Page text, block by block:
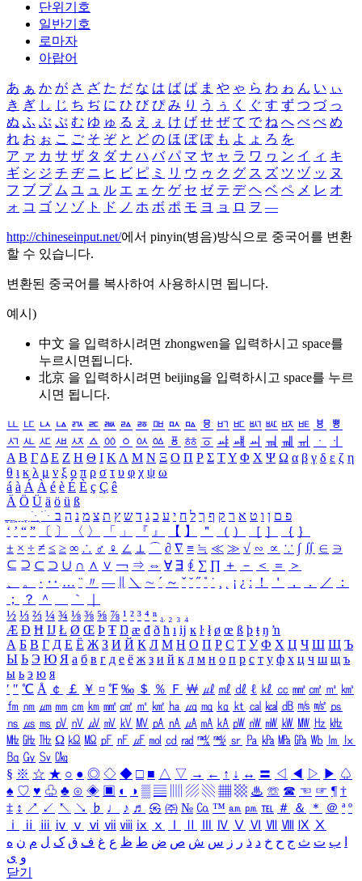
단위기호
일반기호
로마자
아랍어
あ ぁ か が さ ざ た だ な は ば ぱ ま や ゃ ら わ ゎ ん い ぃ
き ぎ し じ ち ぢ に ひ び ぴ み り う ぅ く ぐ す ず つ づ っ
ぬ ふ ぶ ぷ む ゆ ゅ る え ぇ け げ せ ぜ て で ね へ べ ぺ め
れ お ぉ こ ご そ ぞ と ど の ほ ぼ ぽ も よ ょ ろ を
ア ァ カ サ ザ タ ダ ナ ハ バ パ マ ヤ ャ ラ ワ ヮ ン イ ィ キ
ギ シ ジ チ ヂ ニ ヒ ビ ピ ミ リ ウ ゥ ク グ ス ズ ツ ヅ ッ ヌ
フ ブ プ ム ユ ュ ル エ ェ ケ ゲ セ ゼ テ デ ヘ ベ ペ メ レ オ
ォ コ ゴ ソ ゾ ト ド ノ ホ ボ ポ モ ヨ ョ ロ ヲ ―
http://chineseinput.net/에서 pinyin(병음)방식으로 중국어를 변환
할 수 있습니다.
변환된 중국어를 복사하여 사용하시면 됩니다.
예시)
中文 을 입력하시려면 zhongwen을 입력하시고 space를
누르시면됩니다.
北京 을 입력하시려면 beijing을 입력하시고 space를 누르
시면 됩니다.
ㅥ ㅦ ㅧ ㅨ ㅩ ㅪ ㅫ ㅬ ㅭ ㅮ ㅯ ㅰ ㅱ ㅲ ㅳ ㅴ ㅵ ㅶ ㅷ ㅸ
ㅹ
ㅺ ㅻ ㅼ ㅽ ㅾ ㅿ ㆀ ㆁ ㆂ ㆃ ㆄ ㆅ ㆆ ㆇ ㆈ ㆉ ㆊ ㆋ ㆌ ㆍ
ㆎ
Α Β ΓΔ Ε Ζ Η Θ Ι ΚΛ Μ Ν Ξ Ο Π Ρ Σ ΤΥ Φ Χ Ψ Ω α β γ δ ε ζ η
θ ι κ λ μ ν ξ ο π ρ σ τ υ φ χ ψ ω
á à Á À é è É È ç Ç ê
Ä Ö Ü ä ö ü ß
ִֶֹ ֻּ ׁׂ פ ם ן ו ט א ר ק ף ך ל ח י ע כ ג ד ש ץ ת צ מ נ ה ב
‘ ’ “ ” 〔 〕 〈 〉 「 」 『 』 【 】 ＂ （ ） ［ ］ ｛ ｝
± × ÷ ≠ ≤ ≥ ∞ ∴ ♂ ♀ ∠ ⊥ ⌒ ∂ ∇ ≡ ≒ ≪ ≫ √ ∽ ∝ ∵ ∫ ∬ ∈ ∋
⊆ ⊇ ⊂ ⊃ ∪ ∩ ∧ ∨ ￢ ⇒ ⇔ ∀ ∃ ∮ ∑ ∏ ＋ － ＜ ＝
＞
、
。 · ‥ … ¨ 〃 ― ＼ ∼ ´ ～ ˇ ˘ ˝ ˚ ˙ ¸ ¡ ¿ ː ！ ＇ ， ． ／
：
；
？ ＾ ｀
½ ⅓ ⅔ ¼ ¾ ⅛ ⅜ ⅝ ⅞ ¹ ² ³ ⁴ ⁿ ₁ ₂ ₃ ₄
Æ Ð Ħ Ĳ Ł Ø Œ Þ Ŧ Ŋ æ đ ð ħ ı ĳ ĸ ŀ ł ø œ ß þ ŧ ŋ ŉ
А Б В Г Д Е Ё Ж З И Й К Л М Н О П Р С Т У Ф Х Ц Ч Ш Щ Ъ
Ы Ь Э Ю Я а б в г д е ё ж з и й к л м н о п р с т у ф х ц ч ш щ ъ
ы ь э ю я
′ ″ ℃ Å ￠ ￡ ￥ ¤ ℉ ‰ ＄ ％ Ｆ ￦ ㎕ ㎖ ㎗ ℓ ㎘ ㏄ ㎣ ㎤ ㎥ ㎦
㎙ ㎚ ㎛ ㎜ ㎝ ㎞ ㎟ ㎠ ㎡ ㎢ ㏊ ㎍ ㎎ ㎏ ㏏ ㎈ ㎉ ㏈ ㎧ ㎨ ㎰
㎱ ㎲ ㎳ ㎴ ㎵ ㎶ ㎷ ㎸ ㎹ ㎀ ㎁ ㎂ ㎃ ㎄ ㎺ ㎻ ㎽ ㎾ ㎿ ㎐ ㎑
㎒ ㎓ ㎔ Ω ㏀ ㏁ ㎊ ㎋ ㎌ ㏖ ㏅ ㎭ ㎮ ㎯ ㏛ ㎩ ㎪ ㎫ ㎬ ㏝ ㏐
㏓
㏃ ㏉ ㏜ ㏆
§ ※ ☆ ★ ○ ● ◎ ◇ ◆ □ ■ △ ▽ → ← ↑ ↓ ↔ 〓 ◁ ◀ ▷ ▶ ♤
♠ ♡ ♥ ♧ ♣ ⊙ ◈ ▣ ◐ ◑ ▒ ▤ ▨ ▧ ▦ ▩ ♨ ☏ ☎ ☜ ☞ ¶ †
‡ ↕ ↗ ↙ ↖ ↘ ♭ ♩ ♪ ♬ ㉿ ㈜ № ㏇ ™ ㏂ ㏘ ℡ ＃ ＆ ＊ ＠ ª º
ⅰ
ⅱ ⅲ ⅳ ⅴ ⅵ ⅶ ⅷ ⅸ ⅹ Ⅳ Ⅴ Ⅵ Ⅶ Ⅷ Ⅸ Ⅹ
ب ت ث ج ح خ د ذ ر ز س ش ص ض ط ظ ع غ ف ق ک ل م ن ه
و ی
닫기